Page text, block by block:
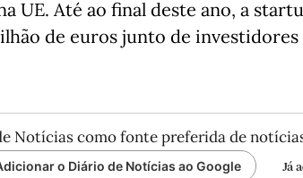
UE. Até ao final deste ano, a
de euros junto de
Notícias como fonte preferida de
o Diário de Notícias ao Google Já